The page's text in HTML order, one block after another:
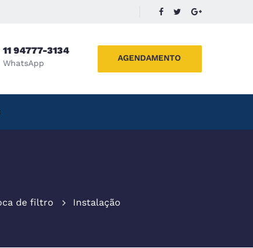
AGENDAMENTO
11 94777-3134
WhatsApp
de filtro Instalação